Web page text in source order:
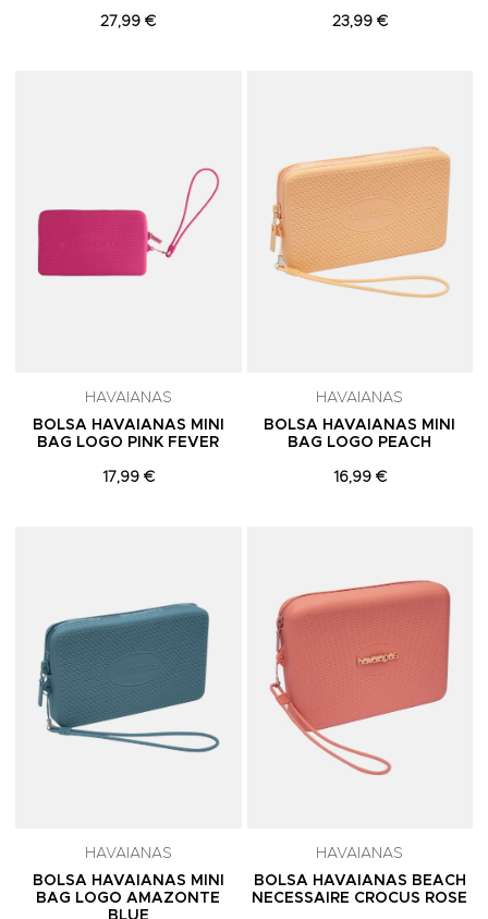
27,99 € 23,99 €
HAVAIANAS
BOLSA HAVAIANAS MINI
BAG LOGO PINK FEVER
17,99 €
HAVAIANAS
BOLSA HAVAIANAS MINI
BAG LOGO PEACH
16,99 €
HAVAIANAS
BOLSA HAVAIANAS MINI
BAG LOGO AMAZONTE
BLUE
HAVAIANAS
BOLSA HAVAIANAS BEACH
NECESSAIRE CROCUS ROSE